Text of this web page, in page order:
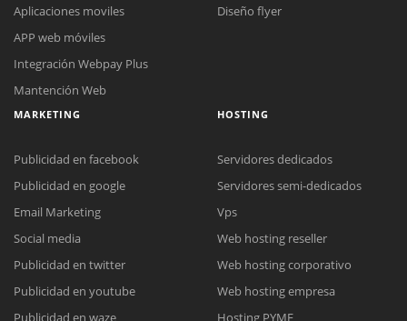
Reunión online
Nuestros ejecutivos le enviarán un correo electrónico con el enlace a
Meet para la reunión online.
Cotización
Complete el formulario y nos contactaremos a la brevedad.
Chat Online
Todos nuestros ejecutivos están fuera de línea. Complete el formulario
para enviarnos un correo electrónico con sus datos personales.
Aplicaciones moviles
APP web móviles
Integración Webpay Plus
Mantención Web
Diseño flyer
MARKETING
Publicidad en facebook
Publicidad en google
Email Marketing
Social media
Publicidad en twitter
Publicidad en youtube
Publicidad en waze
HOSTING
Servidores dedicados
Servidores semi-dedicados
Vps
Web hosting reseller
Web hosting corporativo
Web hosting empresa
Hosting PYME